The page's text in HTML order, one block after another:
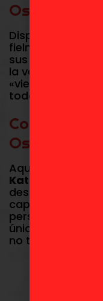
Ossan en
Disponemos de
fielmente el
sus alumnos.
la veteranía y la
«viejo»
todos en el
Comprar
Ossan en
Aquí podrás
Katainaka no
destacan por su
capturando a la
personajes
únicas y
no tiene edad.